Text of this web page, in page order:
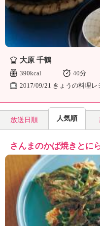
大原 千鶴
390kcal
40分
2017/09/21 きょうの料理レ
放送日順 人気順
さんまのかば焼きとに